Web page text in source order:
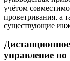
учётом
проветривания, а
существующие
управление